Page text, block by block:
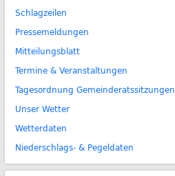
Schlagzeilen
Pressemeldungen
Mitteilungsblatt
Termine & Veranstaltungen
Tagesordnung Gemeinderatssitzungen
Unser Wetter
Wetterdaten
Niederschlags- & Pegeldaten